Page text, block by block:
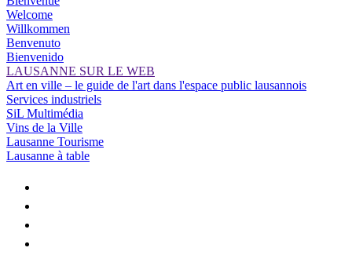
Welcome
Willkommen
Benvenuto
Bienvenido
LAUSANNE SUR LE WEB
Art en ville – le guide de l'art dans l'espace public lausannois
Services industriels
SiL Multimédia
Vins de la Ville
Lausanne Tourisme
Lausanne à table